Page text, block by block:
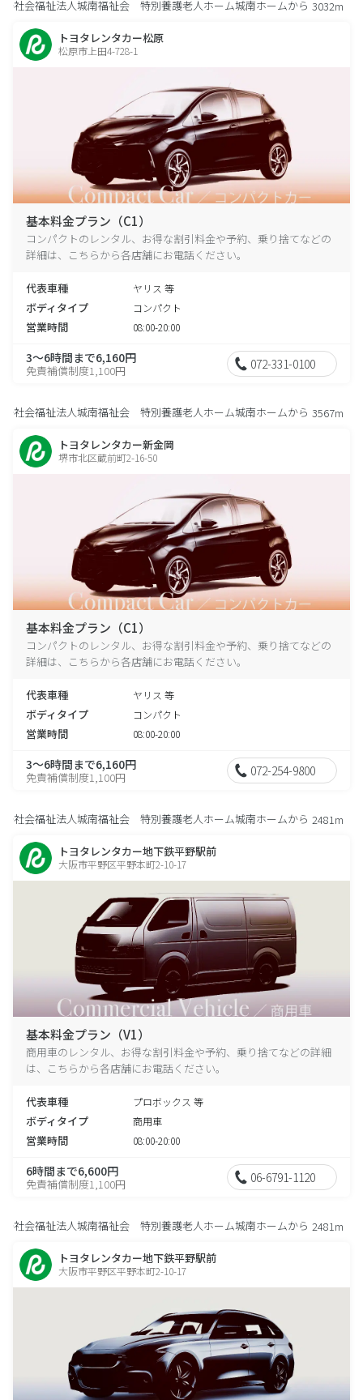
社会福祉法人城南福祉会 特別養護老人ホーム城南ホームから 3032m
トヨタレンタカー松原
松原市上田4-728-1
基本料金プラン（C1）
コンパクトのレンタル、お得な割引料金や予約、乗り捨てなどの
詳細は、こちらから各店舗にお電話ください。
代表車種 ヤリス 等
ボディタイプ コンパクト
営業時間 08:00-20:00
3～6時間まで6,160円
免責補償制度1,100円 072-331-0100
社会福祉法人城南福祉会 特別養護老人ホーム城南ホームから 3567m
トヨタレンタカー新金岡
堺市北区蔵前町2-16-50
基本料金プラン（C1）
コンパクトのレンタル、お得な割引料金や予約、乗り捨てなどの
詳細は、こちらから各店舗にお電話ください。
代表車種 ヤリス 等
ボディタイプ コンパクト
営業時間 08:00-20:00
3～6時間まで6,160円
免責補償制度1,100円 072-254-9800
社会福祉法人城南福祉会 特別養護老人ホーム城南ホームから 2481m
トヨタレンタカー地下鉄平野駅前
大阪市平野区平野本町2-10-17
基本料金プラン（V1）
商用車のレンタル、お得な割引料金や予約、乗り捨てなどの詳細
は、こちらから各店舗にお電話ください。
代表車種 プロボックス 等
ボディタイプ 商用車
営業時間 08:00-20:00
6時間まで6,600円
免責補償制度1,100円 06-6791-1120
社会福祉法人城南福祉会 特別養護老人ホーム城南ホームから 2481m
トヨタレンタカー地下鉄平野駅前
大阪市平野区平野本町2-10-17